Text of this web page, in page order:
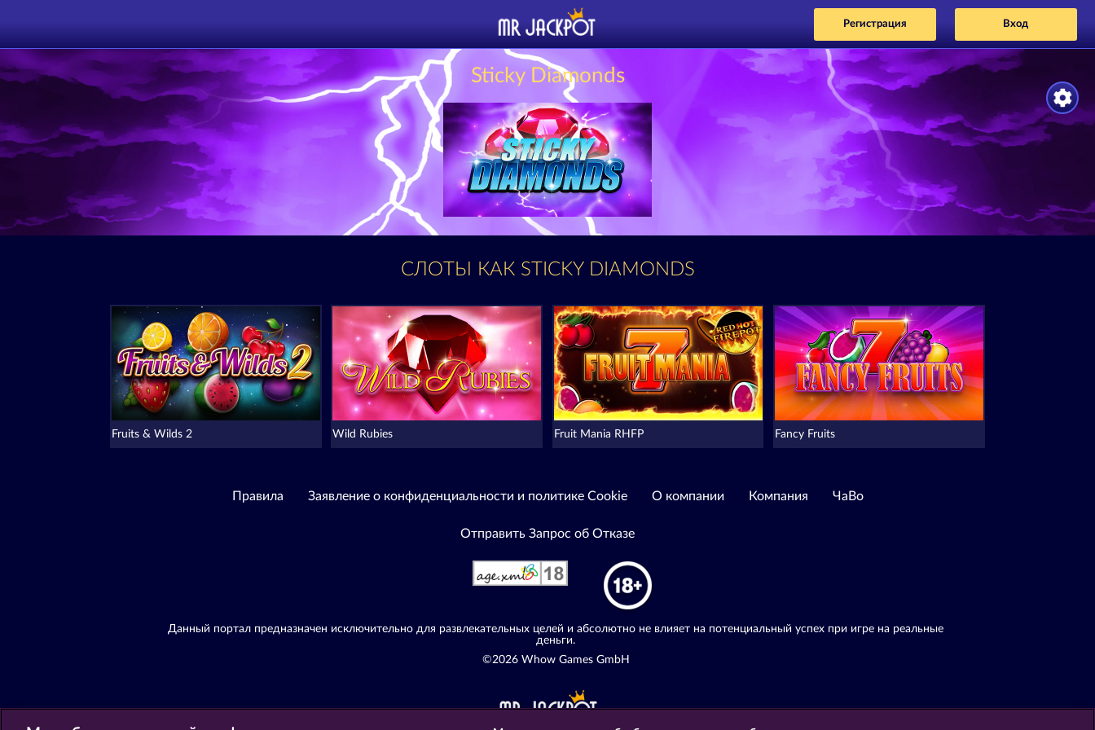
Регистрация Вход
Sticky Diamonds
СЛОТЫ КАК STICKY DIAMONDS
Fruits & Wilds 2 Wild Rubies Fruit Mania RHFP Fancy Fruits
Правила Заявление о конфиденциальности и политике Cookie О компании Компания ЧаВо
Отправить Запрос об Отказе
Данный портал предназначен исключительно для развлекательных целей и абсолютно не влияет на потенциальный успех при игре на реальные
деньги.
©2026 Whow Games GmbH